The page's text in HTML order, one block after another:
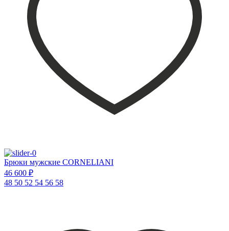
Брюки мужские CORNELIANI
46 600 ₽
48 50 52 54 56 58